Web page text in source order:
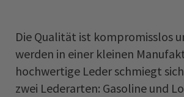
Die Qualität ist kompromisslos
werden in einer kleinen
hochwertige Leder schmiegt
zwei Lederarten: Gasoline und